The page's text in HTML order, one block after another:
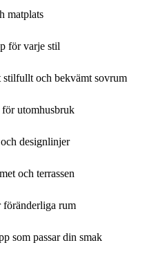
matplats
för varje stil
och bekvämt sovrum
utomhusbruk
designlinjer
och terrassen
rum
som passar din smak